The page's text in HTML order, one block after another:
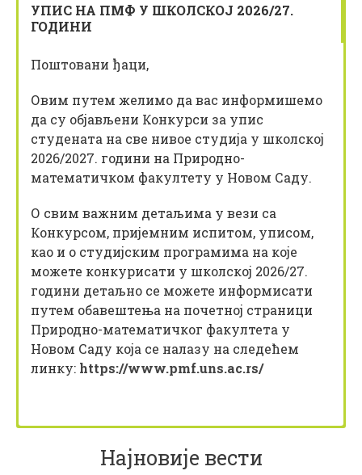
УПИС НА ПМФ У ШКОЛСКОЈ 2026/27.
ГОДИНИ
Поштовани ђаци,
Овим путем желимо да вас информишемо
да су објављени Конкурси за упис
студената на све нивое студија у школској
2026/2027. години на Природно-
математичком факултету у Новом Саду.
О свим важним детаљима у вези са
Конкурсом, пријемним испитом, уписом,
као и о студијским програмима на које
можете конкурисати у школској 2026/27.
години детаљно се можете информисати
путем обавештења на почетној страници
Природно-математичког факултета у
Новом Саду која се налазу на следећем
линку: https://www.pmf.uns.ac.rs/
Најновије вести